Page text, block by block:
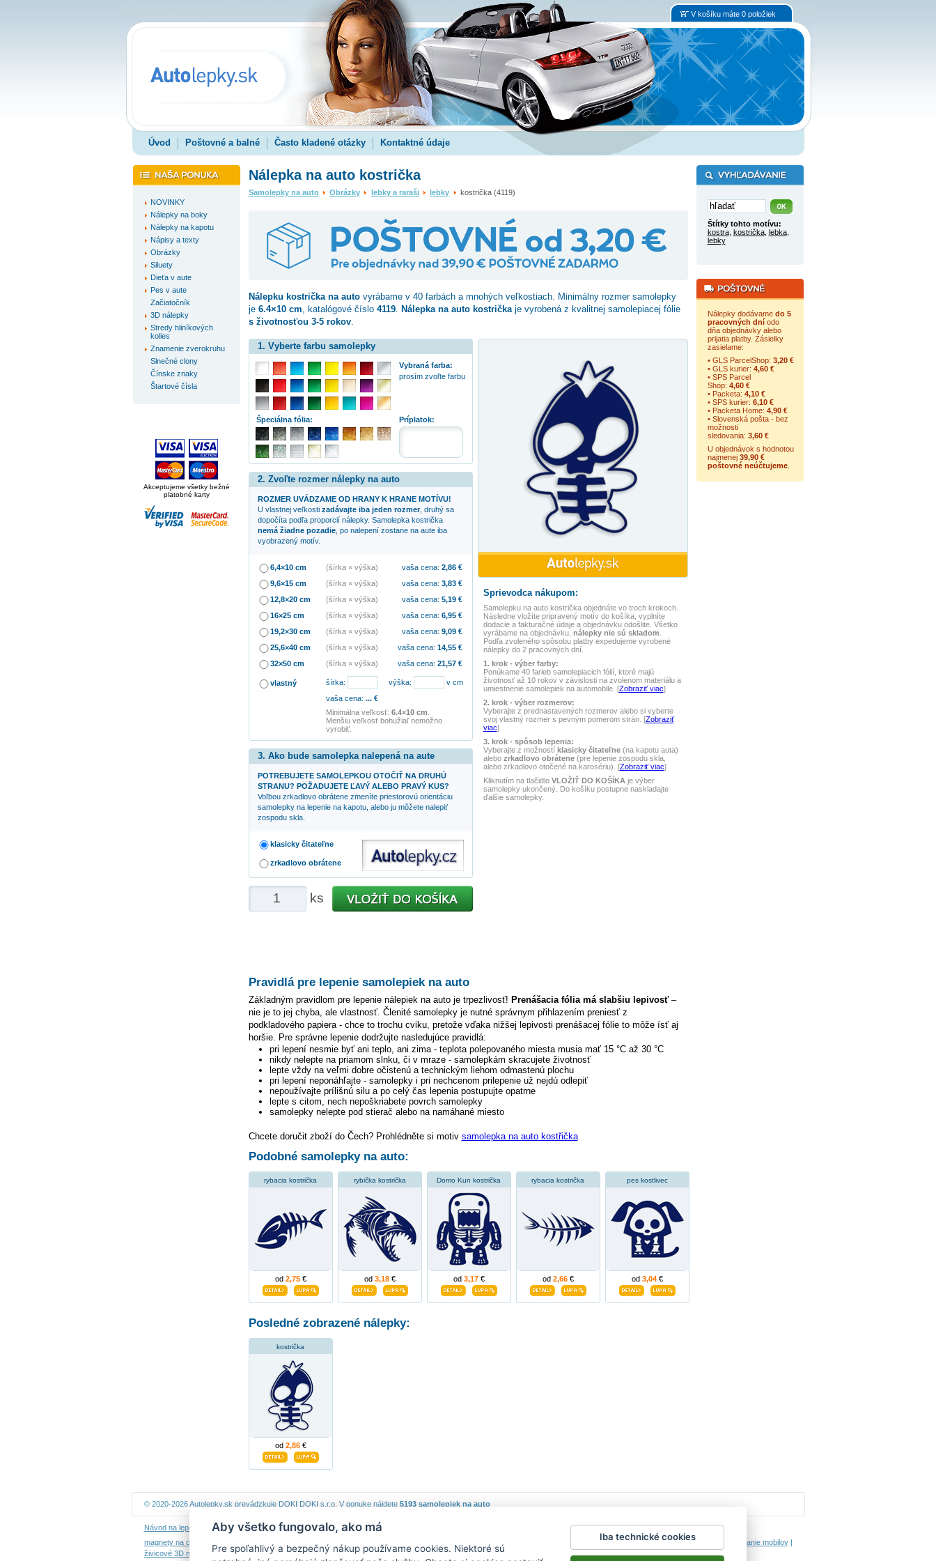
V košíku máte 0 položiek
Úvod Poštovné a balné Často kladené otázky Kontaktné údaje
NOVINKY
Nálepky na boky
Nálepky na kapotu
Nápisy a texty
Obrázky
Siluety
Dieťa v aute
Pes v aute
Začiatočník
3D nálepky
Stredy hliníkových
kolies
Znamenie zverokruhu
Slnečné clony
Čínske znaky
Štartové čísla
Akceptujeme všetky bežné
platobné karty
Nálepka na auto kostrička
Samolepky na auto Obrázky lebky a raraši lebky kostrička (4119)
Nálepku kostričkana autovyrábame v 40 farbách a mnohých veľkostiach. Minimálny rozmer samolepky
je 6.4×10 cm, katalógové číslo 4119. Nálepka na auto kostričkaje vyrobená z kvalitnej samolepiacej fólie
s životnosťou 3-5 rokov.
Sprievodca nákupom:
Samolepku na auto kostričkaobjednáte vo troch krokoch.
Následne vložíte pripravený motív do košíka, vyplníte
dodacie a fakturačné údaje a objednávku odošlite. Všetko
vyrábame na objednávku, nálepky nie sú skladom
Podľa zvoleného spôsobu platby expedujeme vyrobené
nálepky do 2 pracovných dní.
1. krok - výber farby:
Ponúkame 40 farieb samolepiacich fólií, ktoré majú
životnosť až 10 rokov v závislosti na zvolenom materiálu a
umiestnenie samolepiek na automobile. [Zobraziť viac]
2. krok - výber rozmerov:
Vyberajte z prednastavených rozmerov alebo si vyberte
svoj vlastný rozmer s pevným pomerom strán. [Zobraziť
viac]
3. krok - spôsob lepenia:
Vyberajte z možností klasicky čitateľne(na kapotu auta)
alebo zrkadlovo obrátene(pre lepenie zospodu skla,
alebo zrkadlovo otočené na karosériu). [Zobraziť viac]
Kliknutím na tlačidlo VLOŽIŤ DO KOŠÍKA je výber
samolepky ukončený. Do košíku postupne naskladajte
ďalšie samolepky.
1. Vyberte farbu samolepky
Vybraná farba:
prosím zvoľte farbu
Príplatok:
Špeciálna fólia:
2. Zvoľte rozmer nálepky na auto
ROZMER UVÁDZAME OD HRANY K HRANE MOTÍVU!
U vlastnej veľkosti zadávajte iba jeden rozmer, druhý sa
dopočíta podľa proporcií nálepky. Samolepka kostrička
nemá žiadne pozadie, po nalepení zostane na aute iba
vyobrazený motív.
6,4×10 cm (šírka × výška) vaša cena: 2,86€
9,6×15 cm
(šírka × výška) vaša cena: 3,83€
12,8×20 cm
(šírka × výška) vaša cena: 5,19€
16×25 cm
(šírka × výška) vaša cena: 6,95€
19,2×30 cm
(šírka × výška) vaša cena: 9,09€
25,6×40 cm
(šírka × výška) vaša cena: 14,55€
32×50 cm
(šírka × výška) vaša cena: 21,57€
vlastný šírka: výška:
v cm
vaša cena: ...€
Minimálna veľkosť: 6.4×10 cm
Menšiu veľkosť bohužiaľ nemožno
vyrobiť.
3. Ako bude samolepka nalepená na aute
POTREBUJETE SAMOLEPKOU OTOČIŤ NA DRUHÚ
STRANU? POŽADUJETE ĽAVÝ ALEBO PRAVÝ KUS?
Voľbou zrkadlovo obrátene zmeníte priestorovú orientáciu
samolepky na lepenie na kapotu, alebo ju môžete nalepiť
zospodu skla.
klasicky čitateľne
zrkadlovo obrátene
ks
Pravidlá pre lepenie samolepiek na auto
Základným pravidlom pre lepenie nálepiek na auto je trpezlivosť! Prenášacia fólia má slabšiu lepivosť–
nie je to jej chyba, ale vlastnosť. Členité samolepky je nutné správnym přihlazením preniesť z
podkladového papiera - chce to trochu cviku, pretože vďaka nižšej lepivosti prenášacej fólie to môže ísť aj
horšie. Pre správne lepenie dodržujte nasledujúce pravidlá:
pri lepení nesmie byť ani teplo, ani zima - teplota polepovaného miesta musia mať 15 °C až 30 °C
nikdy nelepte na priamom slnku, či v mraze - samolepkám skracujete životnosť
lepte vždy na veľmi dobre očistenú a technickým liehom odmastenú plochu
pri lepení neponáhľajte - samolepky i pri nechcenom prilepenie už nejdú odlepiť
nepoužívajte prílišnú silu a po celý čas lepenia postupujte opatrne
lepte s citom, nech nepoškriabete povrch samolepky
samolepky nelepte pod stierač alebo na namáhané miesto
Chcete doručit zboží do Čech? Prohlédněte si motiv samolepka na auto kostřička
Podobné samolepky na auto:
rybacia kostrička
od 2,75€
rybička kostrička
od 3,18€
Domo Kun kostrička
od 3,17€
rybacia kostrička
od 2,66€
pes kostlivec
od 3,04€
Posledné zobrazené nálepky:
kostrička
od 2,86€
Štítky tohto motívu:
kostra, kostrička, lebka,
lebky
Nálepky dodávame do 5
pracovných dníodo
dňa objednávky alebo
prijatia platby. Zásielky
zasielame:
• GLS ParcelShop: 3,20 €
• GLS kurier: 4,60 €
• SPS Parcel
Shop: 4,60 €
• Packeta: 4,10 €
• SPS kurier: 6,10 €
• Packeta Home: 4,90 €
• Slovenská pošta - bez
možnosti
sledovania: 3,60 €
U objednávok s hodnotou
najmenej 39,90 €
poštovné neúčtujeme.
© 2020-2026 Autolepky.sk prevádzkuje DOKI DOKI s.r.o. V ponuke nájdete 5193 samolepiek na auto
Návod na lepenie Návod na odstránenie samolepiek|Obchodné podmienky Reklamačný poriadok|Impressum
magnety na chladničku
samolepky na auto |hodinový manžel česká lípa porovnanie mobilov|
živicové 3D nálepky | kalendáre z fotiek
Aby všetko fungovalo, ako má
Pre spoľahlivý a bezpečný nákup používame cookies. Niektoré sú
Iba technické cookies